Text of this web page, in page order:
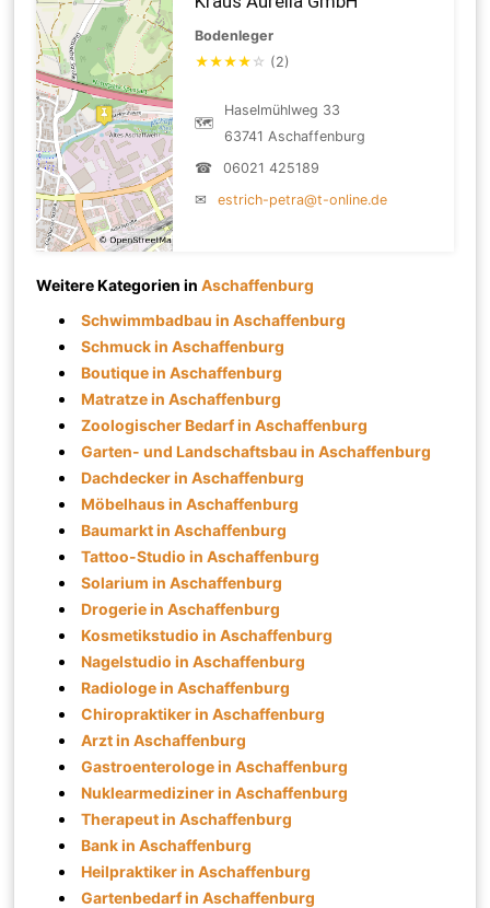
Bodenleger
★★★★ ☆ (2)
🗺
Haselmühlweg 33
63741 Aschaffenburg
☎
06021 425189
✉
estrich-petra@t-online.de
Weitere Kategorien inAschaffenburg
Schwimmbadbau in Aschaffenburg
Schmuck in Aschaffenburg
Boutique in Aschaffenburg
Matratze in Aschaffenburg
Zoologischer Bedarf in Aschaffenburg
Garten- und Landschaftsbau in Aschaffenburg
Dachdecker in Aschaffenburg
Möbelhaus in Aschaffenburg
Baumarkt in Aschaffenburg
Tattoo-Studio in Aschaffenburg
Solarium in Aschaffenburg
Drogerie in Aschaffenburg
Kosmetikstudio in Aschaffenburg
Nagelstudio in Aschaffenburg
Radiologe in Aschaffenburg
Chiropraktiker in Aschaffenburg
Arzt in Aschaffenburg
Gastroenterologe in Aschaffenburg
Nuklearmediziner in Aschaffenburg
Therapeut in Aschaffenburg
Bank in Aschaffenburg
Heilpraktiker in Aschaffenburg
Gartenbedarf in Aschaffenburg